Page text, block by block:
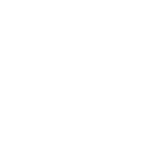
них можно продвигать
по работе с клиентами
совсем скоро это станет
мощный маркетинговый